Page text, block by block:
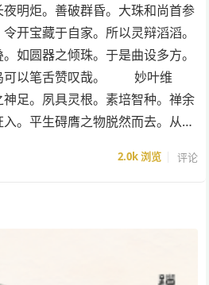
明炬。善破群昏。大珠和尚首参
开宝藏于自家。所以灵辩滔滔。
如圆器之倾珠。于是曲设多方。
可以笔舌赞叹哉。 妙叶维
足。夙具灵根。素培智种。禅余
。平生碍膺之物脱然而去。从…
2.0k浏览 评论